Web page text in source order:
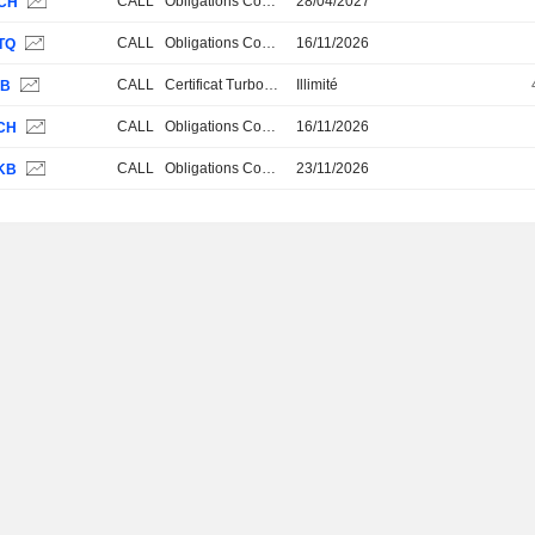
CALL Obligations Convertibles 16/11/2026
CALL Certificat Turbo Stop Loss Illimité
CALL Obligations Convertibles 16/11/2026
CALL Obligations Convertibles 23/11/2026